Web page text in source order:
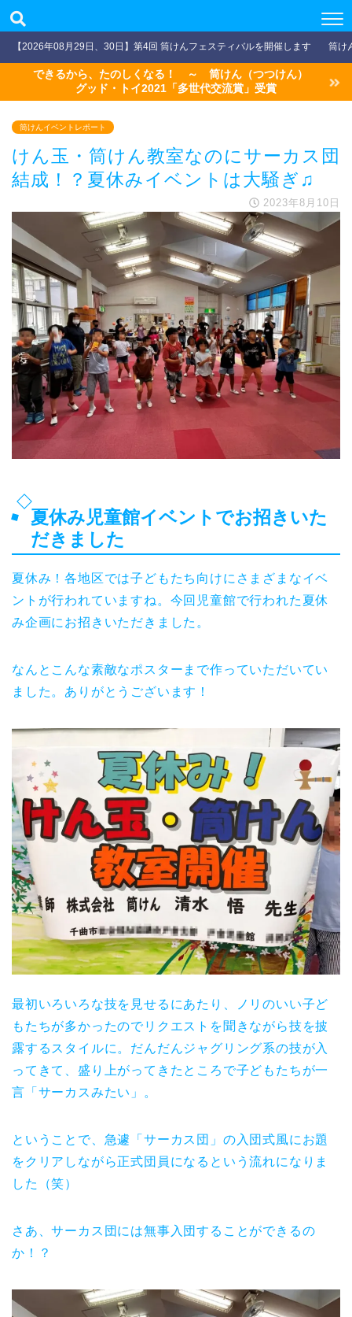
【2026年08月29日、30日】第4回 筒けんフェスティバルを開催します 筒け
できるから、たのしくなる！ ～ 筒けん（つつけん）
グッド・トイ2021「多世代交流賞」受賞
筒けんイベントレポート
けん玉・筒けん教室なのにサーカス団
結成！？夏休みイベントは大騒ぎ♫
2023年8月10日
夏休み児童館イベントでお招きいた
だきました
夏休み！各地区では子どもたち向けにさまざまなイベ
ントが行われていますね。今回児童館で行われた夏休
み企画にお招きいただきました。
なんとこんな素敵なポスターまで作っていただいてい
ました。ありがとうございます！
最初いろいろな技を見せるにあたり、ノリのいい子ど
もたちが多かったのでリクエストを聞きながら技を披
露するスタイルに。だんだんジャグリング系の技が入
ってきて、盛り上がってきたところで子どもたちが一
言「サーカスみたい」。
ということで、急遽「サーカス団」の入団式風にお題
をクリアしながら正式団員になるという流れになりま
した（笑）
さあ、サーカス団には無事入団することができるの
か！？